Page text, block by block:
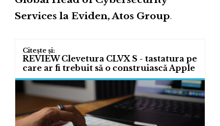
Services la Eviden, Atos Group.
REVIEW Clevetura CLVX S - tastatura pe
care ar fi trebuit să o construiască Apple